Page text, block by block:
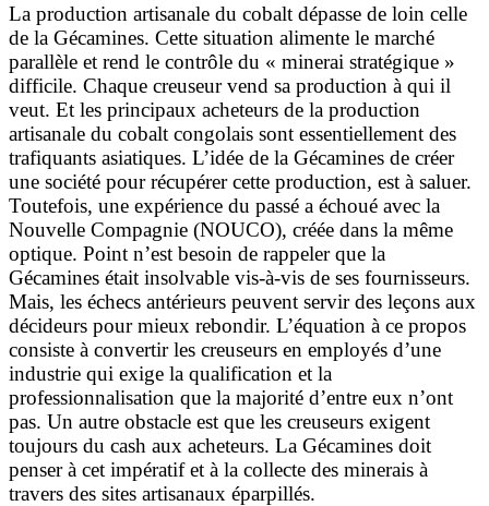
La production artisanale du cobalt dépasse de loin celle
de la Gécamines. Cette situation alimente le marché
parallèle et rend le contrôle du « minerai stratégique »
difficile. Chaque creuseur vend sa production à qui il
veut. Et les principaux acheteurs de la production
artisanale du cobalt congolais sont essentiellement des
trafiquants asiatiques. L’idée de la Gécamines de créer
une société pour récupérer cette production, est à saluer.
Toutefois, une expérience du passé a échoué avec la
Nouvelle Compagnie (NOUCO), créée dans la même
optique. Point n’est besoin de rappeler que la
Gécamines était insolvable vis-à-vis de ses fournisseurs.
Mais, les échecs antérieurs peuvent servir des leçons aux
décideurs pour mieux rebondir. L’équation à ce propos
consiste à convertir les creuseurs en employés d’une
industrie qui exige la qualification et la
professionnalisation que la majorité d’entre eux n’ont
pas. Un autre obstacle est que les creuseurs exigent
toujours du cash aux acheteurs. La Gécamines doit
penser à cet impératif et à la collecte des minerais à
travers des sites artisanaux éparpillés.